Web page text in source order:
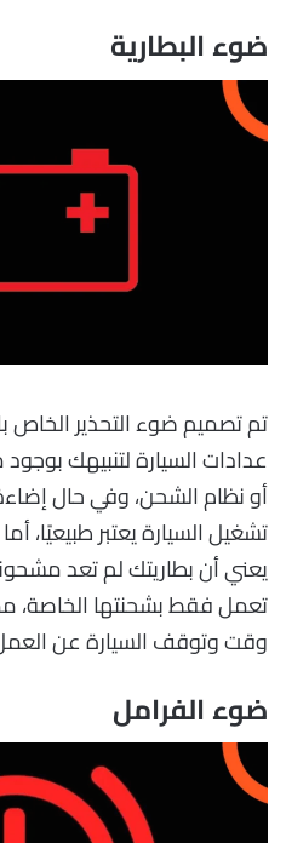
ضوء البطارية
تم تصميم ضوء التحذير الخاص
عدادات السيارة لتنبيهك
أو نظام الشحن، وفي حال
تشغيل السيارة يعتبر طبيعيًا،
يعني أن بطاريتك لم تعد
تعمل فقط بشحنتها الخاصة،
وقت وتوقف السيارة عن
ضوء الفرامل